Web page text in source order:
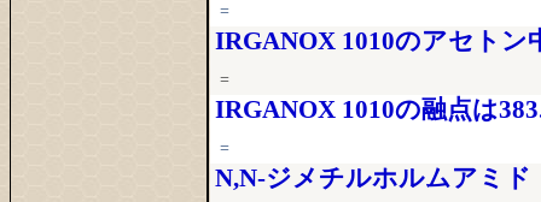
=
IRGANOX 1010のアセトン
=
IRGANOX 1010の融点は
=
N,N-ジメチルホルムアミド